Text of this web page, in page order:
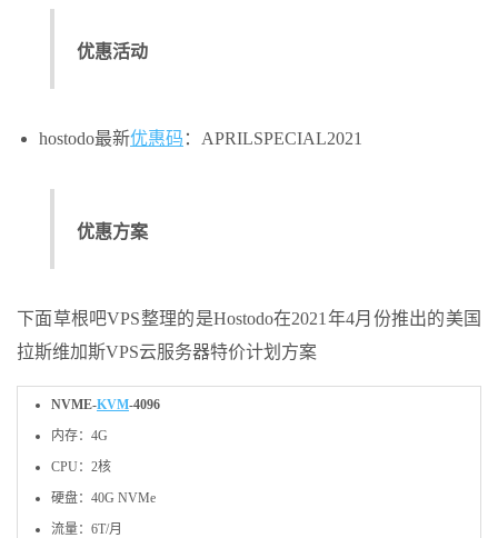
优惠活动
hostodo最新优惠码 ：APRILSPECIAL2021
优惠方案
下面草根吧VPS整理的是Hostodo在2021年4月份推出的美国
拉斯维加斯VPS云服务器特价计划方案
NVME-KVM-4096
内存：4G
CPU：2核
硬盘：40G NVMe
流量：6T/月